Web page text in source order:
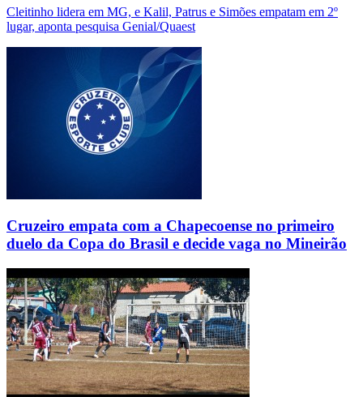
Cleitinho lidera em MG, e Kalil, Patrus e Simões empatam em 2º
lugar, aponta pesquisa Genial/Quaest
Cruzeiro empata com a Chapecoense no primeiro
duelo da Copa do Brasil e decide vaga no Mineirão